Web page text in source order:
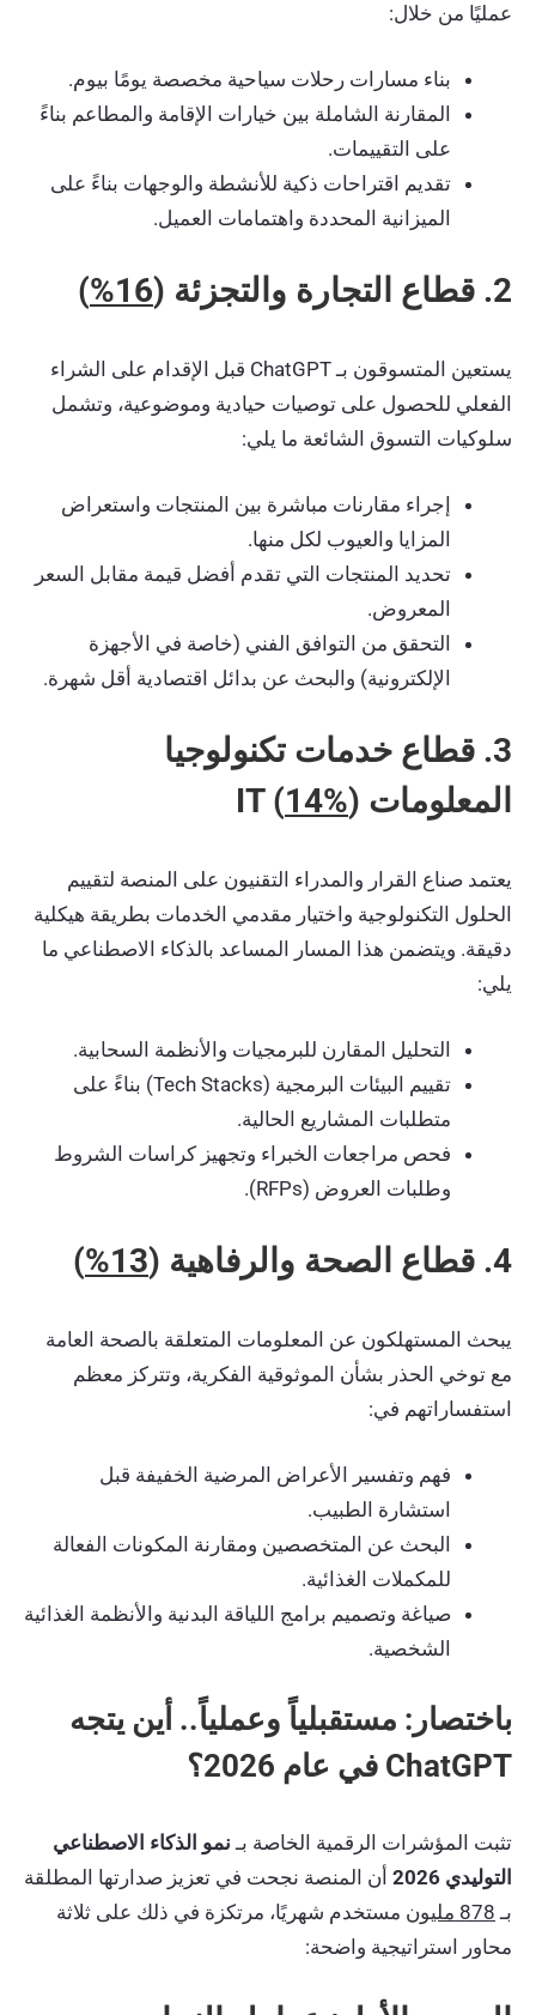
عمليًا من خلال:
بناء مسارات رحلات سياحية مخصصة يومًا بيوم.
المقارنة الشاملة بين خيارات الإقامة والمطاعم بناءً
على التقييمات.
تقديم اقتراحات ذكية للأنشطة والوجهات بناءً على
الميزانية المحددة واهتمامات العميل.
2. قطاع التجارة والتجزئة ( 16%
)
يستعين المتسوقون بـ ChatGPT قبل الإقدام على الشراء
الفعلي للحصول على توصيات حيادية وموضوعية، وتشمل
سلوكيات التسوق الشائعة ما يلي:
إجراء مقارنات مباشرة بين المنتجات واستعراض
المزايا والعيوب لكل منها.
تحديد المنتجات التي تقدم أفضل قيمة مقابل السعر
المعروض.
التحقق من التوافق الفني (خاصة في الأجهزة
الإلكترونية) والبحث عن بدائل اقتصادية أقل شهرة.
3. قطاع خدمات تكنولوجيا
المعلومات IT ( 14%)
يعتمد صناع القرار والمدراء التقنيون على المنصة لتقييم
الحلول التكنولوجية واختيار مقدمي الخدمات بطريقة هيكلية
دقيقة. ويتضمن هذا المسار المساعد بالذكاء الاصطناعي ما
يلي:
التحليل المقارن للبرمجيات والأنظمة السحابية.
تقييم البيئات البرمجية (Tech Stacks) بناءً على
متطلبات المشاريع الحالية.
فحص مراجعات الخبراء وتجهيز كراسات الشروط
وطلبات العروض (RFPs).
4. قطاع الصحة والرفاهية ( 13%
)
يبحث المستهلكون عن المعلومات المتعلقة بالصحة العامة
مع توخي الحذر بشأن الموثوقية الفكرية، وتتركز معظم
استفساراتهم في:
فهم وتفسير الأعراض المرضية الخفيفة قبل
استشارة الطبيب.
البحث عن المتخصصين ومقارنة المكونات الفعالة
للمكملات الغذائية.
صياغة وتصميم برامج اللياقة البدنية والأنظمة الغذائية
الشخصية.
باختصار: مستقبلياً وعملياً.. أين يتجه
ChatGPT في عام 2026؟
تثبت المؤشرات الرقمية الخاصة بـ نمو الذكاء الاصطناعي
التوليدي 2026
أن المنصة نجحت في تعزيز صدارتها المطلقة
بـ 878 مليون
مستخدم شهريًا، مرتكزة في ذلك على ثلاثة
محاور استراتيجية واضحة: